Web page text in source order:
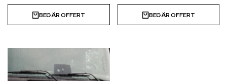
BEGÄR OFFERT BEGÄR OFFERT